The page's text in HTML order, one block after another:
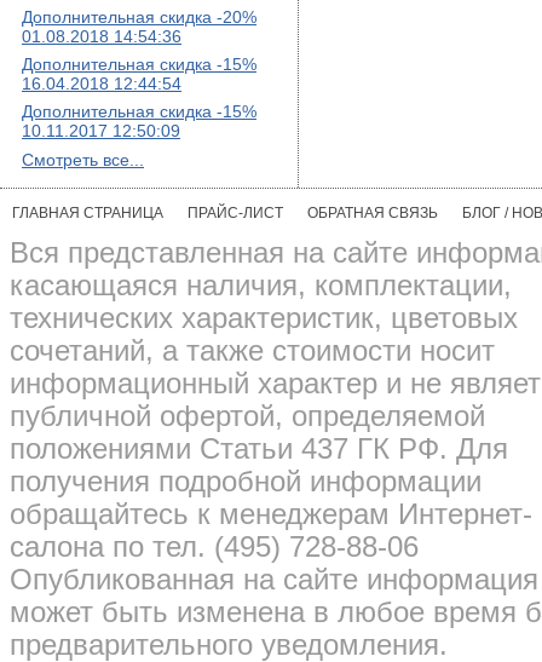
Дополнительная скидка -20%
01.08.2018 14:54:36
Дополнительная скидка -15%
16.04.2018 12:44:54
Дополнительная скидка -15%
10.11.2017 12:50:09
Смотреть все...
ГЛАВНАЯ СТРАНИЦА ПРАЙС-ЛИСТ ОБРАТНАЯ СВЯЗЬ БЛОГ /
Вся представленная на сайте
касающаяся наличия, комплектации,
технических характеристик, цветовых
сочетаний, а также стоимости носит
информационный характер и не
публичной офертой, определяемой
положениями Статьи 437 ГК РФ. Для
получения подробной информации
обращайтесь к менеджерам Интернет-
салона по тел. (495) 728-88-06
Опубликованная на сайте информация
может быть изменена в любое время
предварительного уведомления.